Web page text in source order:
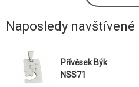
Naposledy navštívené
Přívěsek Býk
NSS71